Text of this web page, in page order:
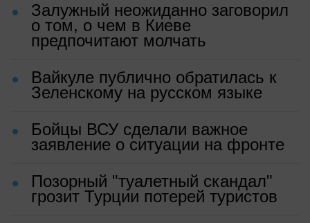
Залужный неожиданно заговорил
о том, о чем в Киеве
предпочитают молчать
Вайкуле публично обратилась к
Зеленскому на русском языке
Бойцы ВСУ сделали важное
заявление о ситуации на фронте
Позорный "туалетный скандал"
грозит Турции потерей туристов